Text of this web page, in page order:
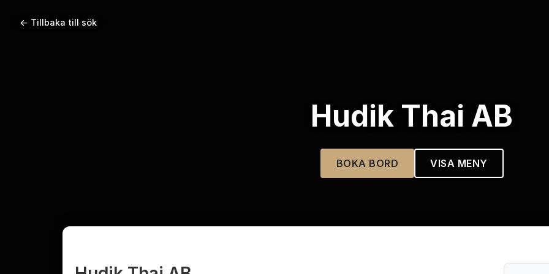
← Tillbaka till sök
Hudik Thai AB
BOKA BORD VISA MENY